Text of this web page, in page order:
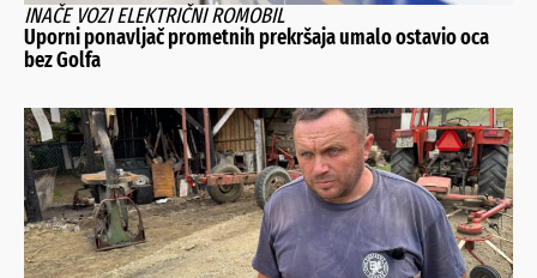
INAČE VOZI ELEKTRIČNI ROMOBIL
Uporni ponavljač prometnih prekršaja umalo ostavio oca
bez Golfa